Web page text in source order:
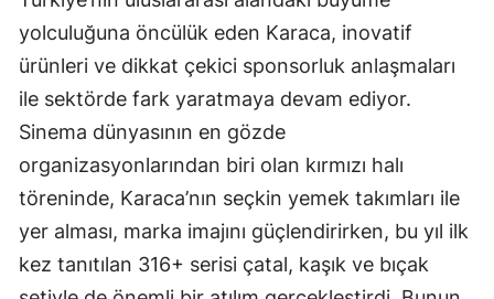
yolculuğuna öncülük eden Karaca, inovatif
ürünleri ve dikkat çekici sponsorluk anlaşmaları
ile sektörde fark yaratmaya devam ediyor.
Sinema dünyasının en gözde
organizasyonlarından biri olan kırmızı halı
töreninde, Karaca’nın seçkin yemek takımları ile
yer alması, marka imajını güçlendirirken, bu yıl ilk
kez tanıtılan 316+ serisi çatal, kaşık ve bıçak